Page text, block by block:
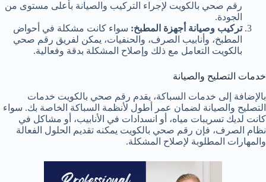
رقم صحي بالكويت لإجراء التركيب والصيانة بأعلى مستوى من
الجودة.
تركيب وصيانة أجهزة المطبخ: سواء كانت مشكلة في أحواض
المطبخ، وأنابيب الصرف، والحنفيات، يمكن لفريق رقم صحي
بالكويت التعامل مع ذلك وإصلاح المشكلة بدقة وفعالية.
خدمات التصليح والصيانة
بالإضافة إلى خدمات السباكة، يقدم رقم صحي بالكويت خدمات
التصليح والصيانة لضمان عمر أطول لأنظمة السباكة الخاصة بك. سواء
كانت لديك تسريبات مياه، أو انسدادات في الأنابيب، أو مشاكل في
نظام الصرف، فإن رقم صحي بالكويت يمكنه تقديم الحلول الفعالة
والمهارات المطلوبة لإصلاح المشكلة.